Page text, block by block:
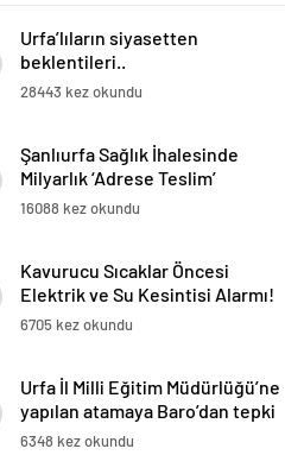
Urfa’lıların siyasetten
beklentileri..
28443 kez okundu
Şanlıurfa Sağlık İhalesinde
Milyarlık ‘Adrese Teslim’
Skandalı İddiası!
16088 kez okundu
Kavurucu Sıcaklar Öncesi
Elektrik ve Su Kesintisi Alarmı!
6705 kez okundu
Urfa İl Milli Eğitim Müdürlüğü’ne
yapılan atamaya Baro’dan tepki
6348 kez okundu